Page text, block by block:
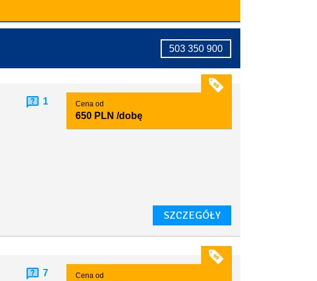
3
do 10 lat
Flybridge
503 350 900
1 Cena od
650 PLN /dobę
SZCZEGÓŁY
7 Cena od